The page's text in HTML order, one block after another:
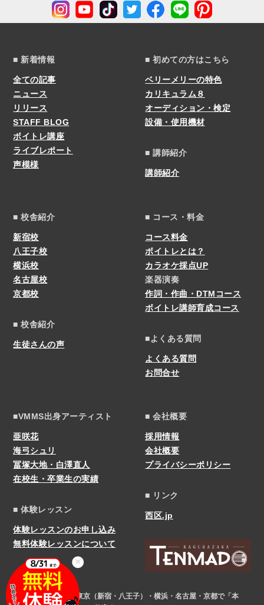
■ 新着情報
全ての記事
ニュース
リリース
STAFF BLOG
ボイトレ講座
ライブレポート
声模様
■ 初めての方はこちら
ベリーメリーの特色
カリキュラム８
オーディション・検定
設備・使用機材
■ 講師紹介
講師紹介
■ 校舎紹介
新宿校
八王子校
横浜校
名古屋校
京都校
■ 校舎紹介
生徒さんの声
■ コース・料金
コース料金
ボイトレとは？
カラオケ採点UP
楽器演奏
作詞・作曲・DTMコース
ボイトレ講師育成コース
■よくある質問
よくある質問
お問合せ
■VMMS出身アーティスト
亜咲花
海弓シュリ
冨塚大地・白澤直人
在校生・卒業生の実績
■ 体験レッスン
体験レッスンのお申し込み
無料体験レッスンについて
■ 会社概要
採用情報
会社概要
プライバシーポリシー
■ リンク
西区.jp
COPYRIGHT © 東京（新宿・八王子）・横浜・名古屋・京都で「本
✕